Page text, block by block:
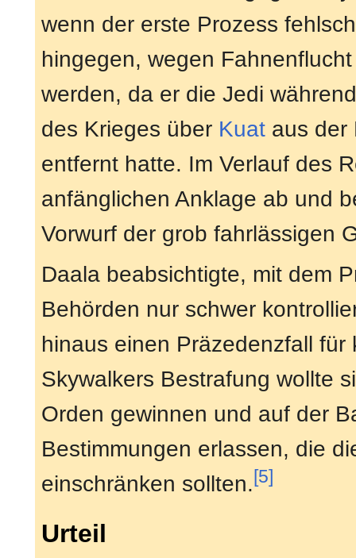
wenn der erste Prozess
hingegen, wegen
werden, da er die Jedi
des Krieges über Kuat aus der
entfernt hatte. Im Verlauf des
anfänglichen Anklage ab und
Vorwurf der grob fahrlässigen
Daala beabsichtigte, mit dem
Behörden nur schwer
hinaus einen Präzedenzfall
Skywalkers Bestrafung wollte
Orden gewinnen und auf der
Bestimmungen erlassen, die
einschränken sollten.[5]
Urteil